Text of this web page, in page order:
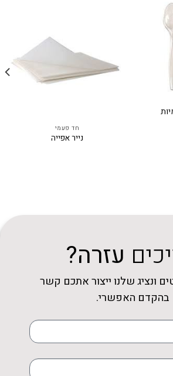
חד פעמי
נייר אפייה
עזרה?
ונציג שלנו ייצור אתכם קשר
בהקדם האפשרי.